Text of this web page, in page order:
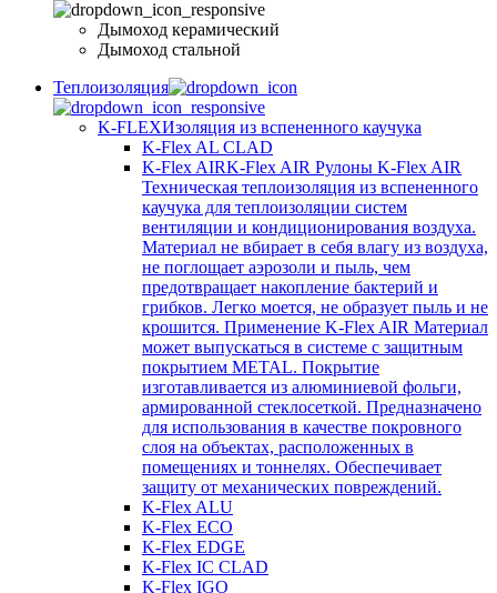
Дымоход керамический
Дымоход стальной
Теплоизоляция
K-FLEXИзоляция из вспененного каучука
K-Flex AL CLAD
K-Flex AIRK-Flex AIR Рулоны K-Flex AIR
Техническая теплоизоляция из вспененного
каучука для теплоизоляции систем
вентиляции и кондиционирования воздуха.
Материал не вбирает в себя влагу из воздуха,
не поглощает аэрозоли и пыль, чем
предотвращает накопление бактерий и
грибков. Легко моется, не образует пыль и не
крошится. Применение K-Flex AIR Материал
может выпускаться в системе c защитным
покрытием METAL. Покрытие
изготавливается из алюминиевой фольги,
армированной стеклосеткой. Предназначено
для использования в качестве покровного
слоя на объектах, расположенных в
помещениях и тоннелях. Обеспечивает
защиту от механических повреждений.
K-Flex ALU
K-Flex ECO
K-Flex EDGE
K-Flex IC CLAD
K-Flex IGO